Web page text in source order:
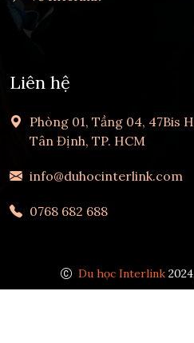
Liên hệ
Phòng 01, Tầng 04, 47Bis
Tân Định, TP. HCM
info@duhocinterlink.com
0768 682 688
Du học Interlink